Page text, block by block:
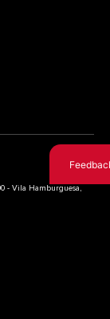
- Vila Hamburguesa,